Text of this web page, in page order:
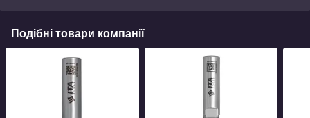
Подібні товари компанії